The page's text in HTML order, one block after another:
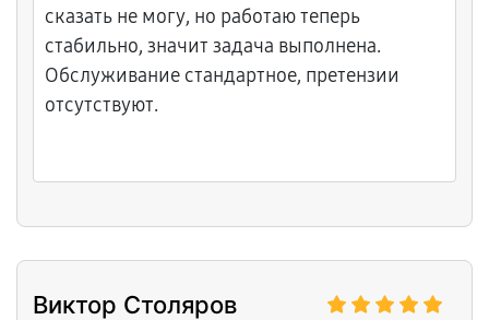
сказать не могу, но работаю теперь
стабильно, значит задача выполнена.
Обслуживание стандартное, претензии
отсутствуют.
Виктор Столяров